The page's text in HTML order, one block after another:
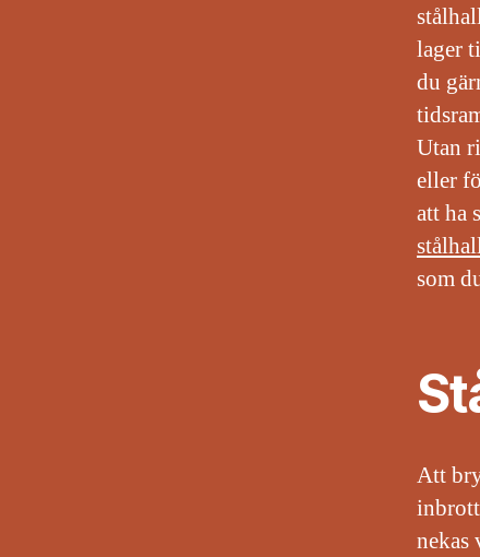
lager
du
Utan
eller
att ha
som
Att
nekas